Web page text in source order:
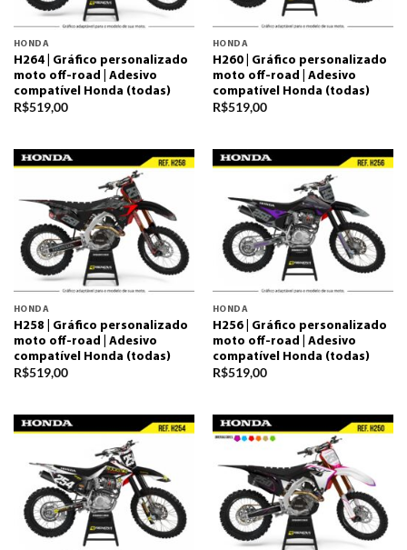
HONDA
H264 | Gráfico personalizado
moto off-road | Adesivo
compatível Honda (todas)
R$519,00
HONDA
H260 | Gráfico personalizado
moto off-road | Adesivo
compatível Honda (todas)
R$519,00
HONDA
H258 | Gráfico personalizado
moto off-road | Adesivo
compatível Honda (todas)
R$519,00
HONDA
H256 | Gráfico personalizado
moto off-road | Adesivo
compatível Honda (todas)
R$519,00